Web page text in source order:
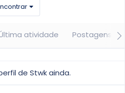
atividade Postagens
de Stwk ainda.